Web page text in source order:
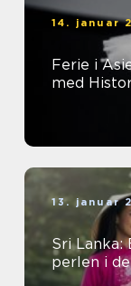
14. januar
Ferie i
med
13. januar
Sri Lanka:
perlen i